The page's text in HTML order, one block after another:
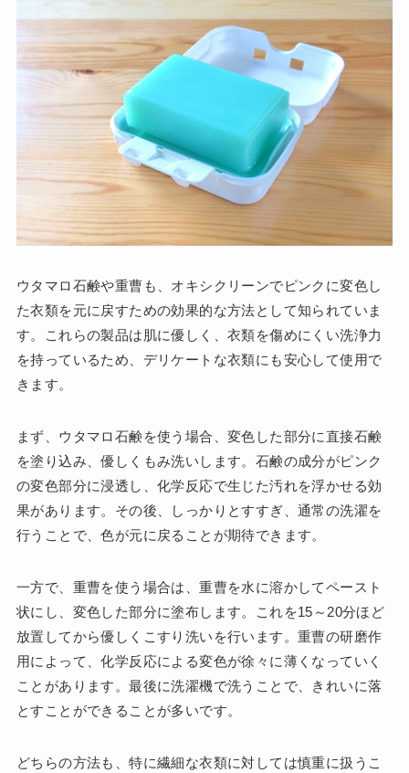
ウタマロ石鹸や重曹も、オキシクリーンでピンクに変色し
た衣類を元に戻すための効果的な方法として知られていま
す。これらの製品は肌に優しく、衣類を傷めにくい洗浄力
を持っているため、デリケートな衣類にも安心して使用で
きます。
まず、ウタマロ石鹸を使う場合、変色した部分に直接石鹸
を塗り込み、優しくもみ洗いします。石鹸の成分がピンク
の変色部分に浸透し、化学反応で生じた汚れを浮かせる効
果があります。その後、しっかりとすすぎ、通常の洗濯を
行うことで、色が元に戻ることが期待できます。
一方で、重曹を使う場合は、重曹を水に溶かしてペースト
状にし、変色した部分に塗布します。これを15～20分ほど
放置してから優しくこすり洗いを行います。重曹の研磨作
用によって、化学反応による変色が徐々に薄くなっていく
ことがあります。最後に洗濯機で洗うことで、きれいに落
とすことができることが多いです。
どちらの方法も、特に繊細な衣類に対しては慎重に扱うこ